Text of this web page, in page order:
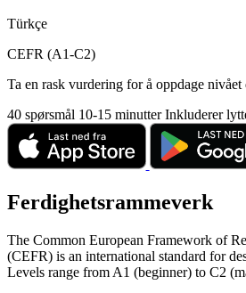
Türkçe
CEFR (A1-C2)
Ta en rask vurdering for å oppdage nivået
40 spørsmål 10-15 minutterInkluderer
Ferdighetsrammeverk
The Common European Framework of
(CEFR) is an international standard for
Levels range from A1 (beginner) to C2